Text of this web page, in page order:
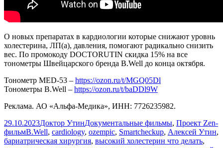
О новых препаратах в кардиологии которые снижают уровнь
холестерина, ЛП(а), давления, помогают радикально снизить
вес. По промокоду DOCTORUTIN скидка 15% на все
тонометры Швейцарского бренда B.Well до конца октября.
Тонометр МЕD-53 – https://ozon.ru/t/MGQ05Dl
Тонометры B.Well – https://ozon.ru/t/baDDl9W
Реклама. АО «Альфа-Медика», ИНН: 7726235982.
Опубликовано
29.10.2023Автор
Доктор УтинРубрики
Документальные фильмы, Проект Zen-
фильмМетки
B.Well, cardiology, ozempic, Smartcheckup, Алексей Утин,
бариатрическая хирургия, высокий холестерин что делать,